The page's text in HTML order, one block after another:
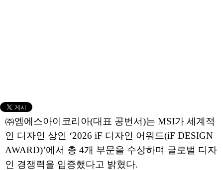
㈜엠에스아이코리아(대표 공번서)는 MSI가 세계적
인 디자인 상인 ‘2026 iF 디자인 어워드(iF DESIGN
AWARD)’에서 총 4개 부문을 수상하며 글로벌 디자
인 경쟁력을 입증했다고 밝혔다.